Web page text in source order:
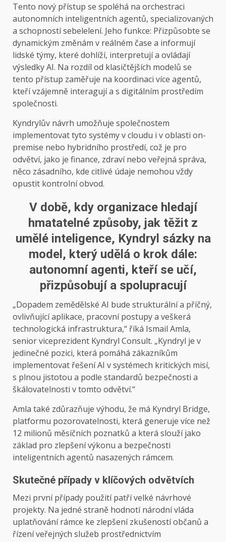
Tento nový přístup se spoléhá na orchestraci
autonomních inteligentních agentů, specializovaných
a schopností sebelelení. Jeho funkce: Přizpůsobte se
dynamickým změnám v reálném čase a informují
lidské týmy, které dohlíží, interpretují a ovládají
výsledky AI. Na rozdíl od klasičtějších modelů se
tento přístup zaměřuje na koordinaci více agentů,
kteří vzájemně interagují a s digitálním prostředím
společnosti.
Kyndrylův návrh umožňuje společnostem
implementovat tyto systémy v cloudu i v oblasti on-
premise nebo hybridního prostředí, což je pro
odvětví, jako je finance, zdraví nebo veřejná správa,
něco zásadního, kde citlivé údaje nemohou vždy
opustit kontrolní obvod.
V době, kdy organizace hledají
hmatatelné způsoby, jak těžit z
umělé inteligence, Kyndryl sázky na
model, který udělá o krok dále:
autonomní agenti, kteří se učí,
přizpůsobují a spolupracují
„Dopadem zemědělské AI bude strukturální a příčný,
ovlivňující aplikace, pracovní postupy a veškerá
technologická infrastruktura,“ říká Ismail Amla,
senior viceprezident Kyndryl Consult. „Kyndryl je v
jedinečné pozici, která pomáhá zákazníkům
implementovat řešení AI v systémech kritických misí,
s plnou jistotou a podle standardů bezpečnosti a
škálovatelnosti v tomto odvětví.“
Amla také zdůrazňuje výhodu, že má Kyndryl Bridge,
platformu pozorovatelnosti, která generuje více než
12 milionů měsíčních poznatků a která slouží jako
základ pro zlepšení výkonu a bezpečnosti
inteligentních agentů nasazených rámcem.
Skutečné případy v klíčových odvětvích
Mezi první případy použití patří velké návrhové
projekty. Na jedné straně hodnotí národní vláda
uplatňování rámce ke zlepšení zkušeností občanů a
řízení veřejných služeb prostřednictvím